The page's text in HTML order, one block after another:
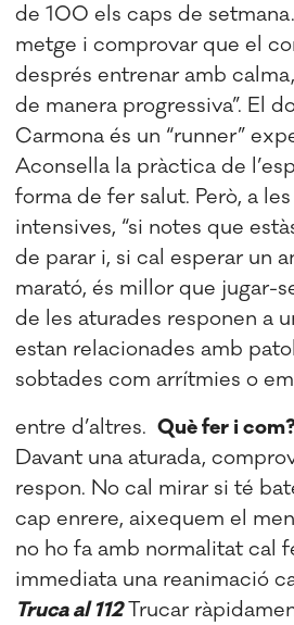
de 100 els caps de
metge i comprovar que el
després entrenar amb
de manera progressiva”. El
Carmona és un “runner”
Aconsella la pràctica de
forma de fer salut. Però, a
intensives, “si notes que
de parar i, si cal esperar un
marató, és millor que jugar-
de les aturades responen a
estan relacionades amb
sobtades com arrítmies o
entre d’altres. Què fer i
Davant una aturada,
respon. No cal mirar si té
cap enrere, aixequem el
no ho fa amb normalitat cal
immediata una reanimació
Truca al 112Trucar